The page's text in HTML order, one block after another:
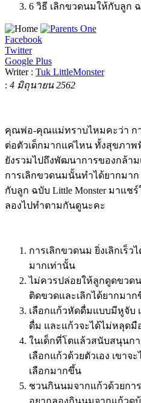
6 วิธี เลิกขวดนมให้กับลูก ฉ
Facebook
Twitter
Google Plus
Writer : Tuk LittleMonster
: 4 มิถุนายน 2562
คุณพ่อ-คุณแม่ทราบไหมคะว่า ก
ต่อตัวเด็กมากแค่ไหน ทั้งสุขภาพ
ยังรวมไปถึงพัฒนาการของกล้า
การเลิกขวดนมนั้นทำได้ยากมา
กับลูก ฉบับ Little Monster มาแ
ลองไปทำตามกันดูนะคะ
การเลิกขวดนม ยิ่งเลิกเร็ว
มากเท่านั้น
ไม่ควรปล่อยให้ลูกดูดขวด
ติดขวดและเลิกได้ยากมาก
เลือกแก้วหัดดื่มแบบมีหูจับ
ดื่ม และแก้วจะได้ไม่หลุดมื
ในเด็กที่โตแล้วสนับสนุนกา
เลือกแก้วด้วยตัวเอง เขาจ
เลือกมากขึ้น
ชวนกินนมจากแก้วด้วยกา
อยากลองกินนมจากแก้วดู